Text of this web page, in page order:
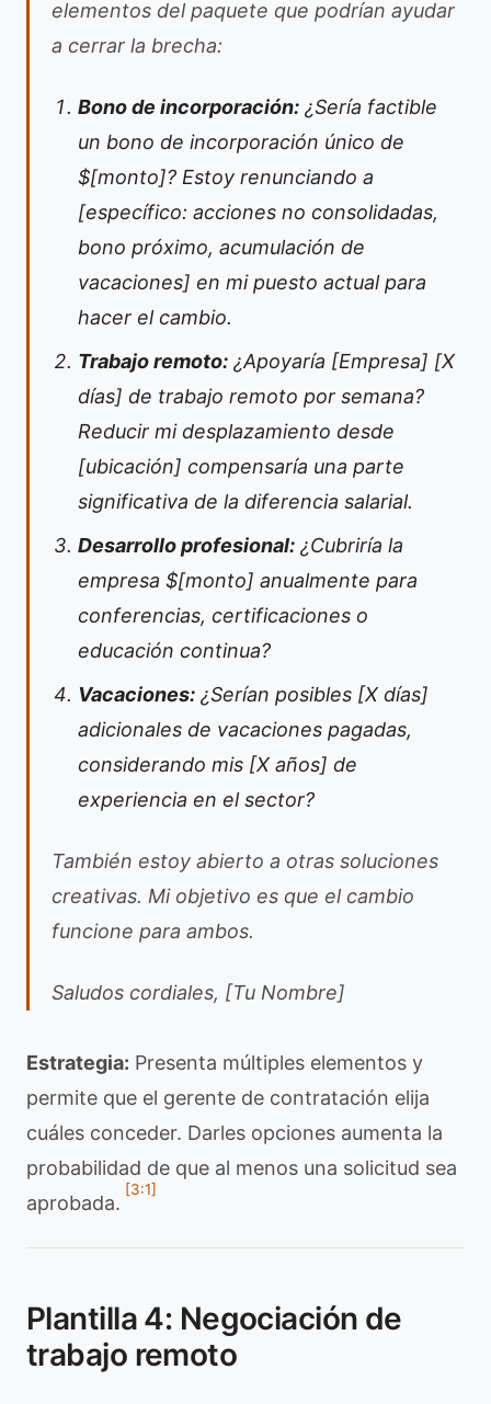
elementos del paquete que podrían ayudar
a cerrar la brecha:
Bono de incorporación: ¿Sería factible
un bono de incorporación único de
$[monto]? Estoy renunciando a
[específico: acciones no consolidadas,
bono próximo, acumulación de
vacaciones] en mi puesto actual para
hacer el cambio.
Trabajo remoto: ¿Apoyaría [Empresa] [X
días] de trabajo remoto por semana?
Reducir mi desplazamiento desde
[ubicación] compensaría una parte
significativa de la diferencia salarial.
Desarrollo profesional: ¿Cubriría la
empresa $[monto] anualmente para
conferencias, certificaciones o
educación continua?
Vacaciones: ¿Serían posibles [X días]
adicionales de vacaciones pagadas,
considerando mis [X años] de
experiencia en el sector?
También estoy abierto a otras soluciones
creativas. Mi objetivo es que el cambio
funcione para ambos.
Saludos cordiales, [Tu Nombre]
Estrategia: Presenta múltiples elementos y
permite que el gerente de contratación elija
cuáles conceder. Darles opciones aumenta la
probabilidad de que al menos una solicitud sea
aprobada.
[3:1]
Plantilla 4: Negociación de
trabajo remoto